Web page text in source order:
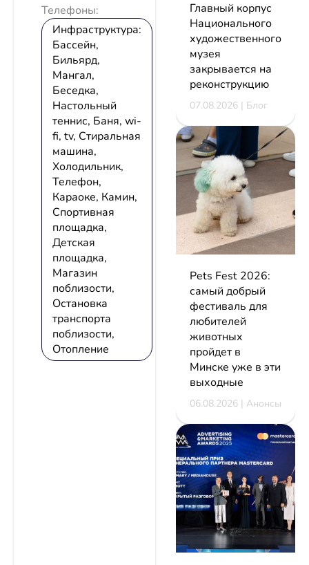
Телефоны:
Инфраструктура:
Бассейн,
Бильярд,
Мангал,
Беседка,
Настольный
теннис, Баня, wi-
fi, tv, Стиральная
машина,
Холодильник,
Телефон,
Караоке, Камин,
Спортивная
площадка,
Детская
площадка,
Магазин
поблизости,
Остановка
транспорта
поблизости,
Отопление
Главный корпус
Национального
художественного
музея
закрывается на
реконструкцию
07.08.2026 | Блог
Pets Fest 2026:
самый добрый
фестиваль для
любителей
животных
пройдет в
Минске уже в эти
выходные
06.08.2026 | Анонсы